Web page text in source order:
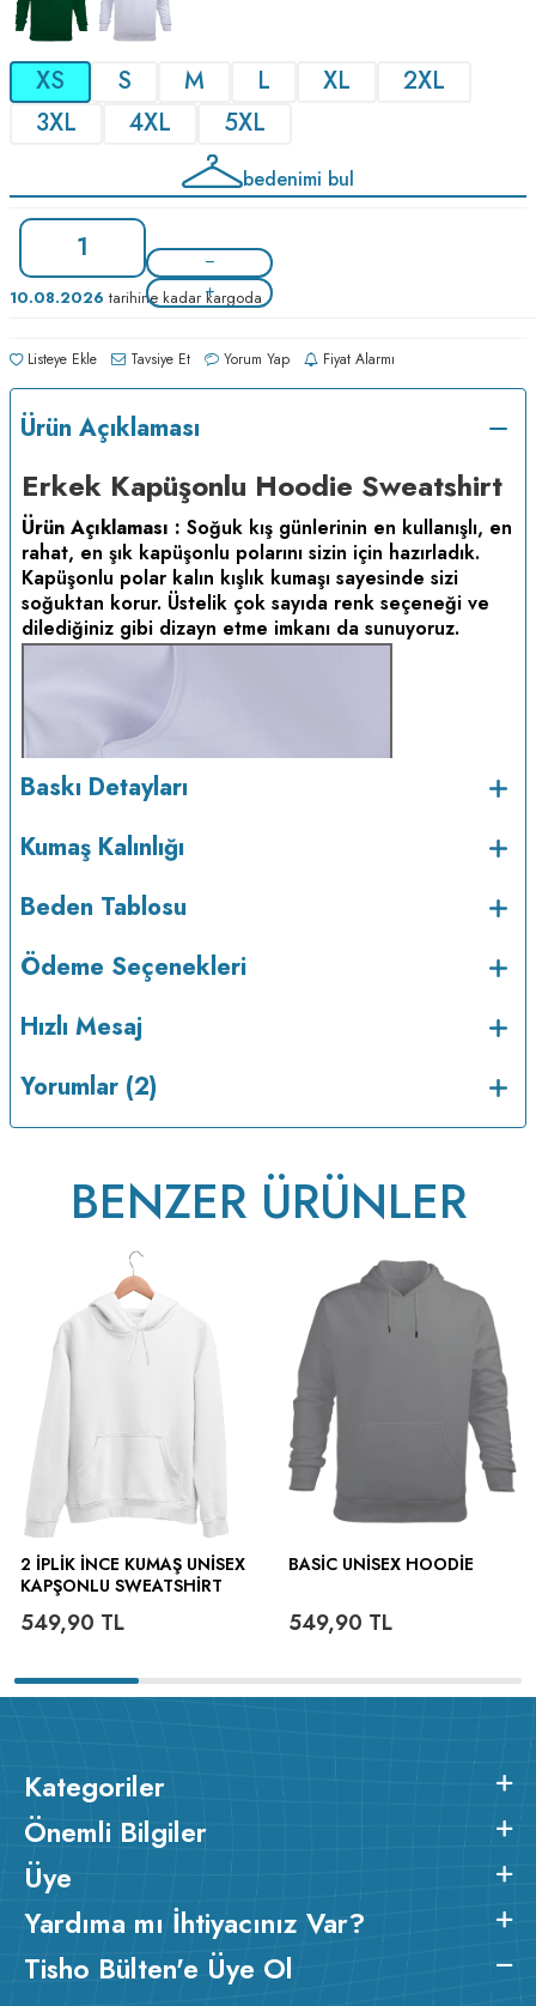
XS S M L XL
2XL
3XL
4XL 5XL
bedenimi bul
10.08.2026 tarihine kadar kargoda
Listeye Ekle Tavsiye Et Yorum Yap Fiyat Alarmı
Ürün Açıklaması
Erkek Kapüşonlu Hoodie Sweatshirt
Ürün Açıklaması : Soğuk kış günlerinin en kullanışlı, en
rahat, en şık kapüşonlu polarını sizin için hazırladık.
Kapüşonlu polar kalın kışlık kumaşı sayesinde sizi
soğuktan korur. Üstelik çok sayıda renk seçeneği ve
dilediğiniz gibi dizayn etme imkanı da sunuyoruz.
Baskı Detayları
Kumaş Kalınlığı
Beden Tablosu
Ödeme Seçenekleri
Hızlı Mesaj
Yorumlar (2)
BENZER ÜRÜNLER
2 İPLIK İNCE KUMAŞ UNISEX
KAPŞONLU SWEATSHIRT
549,90 TL
BASIC UNISEX HOODIE
549,90 TL
Kategoriler
Önemli Bilgiler
Üye
Yardıma mı İhtiyacınız Var?
Tisho Bülten'e Üye Ol